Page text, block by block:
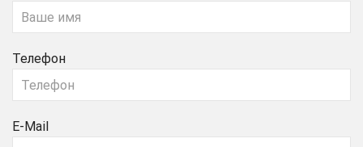
Телефон
E-Mail